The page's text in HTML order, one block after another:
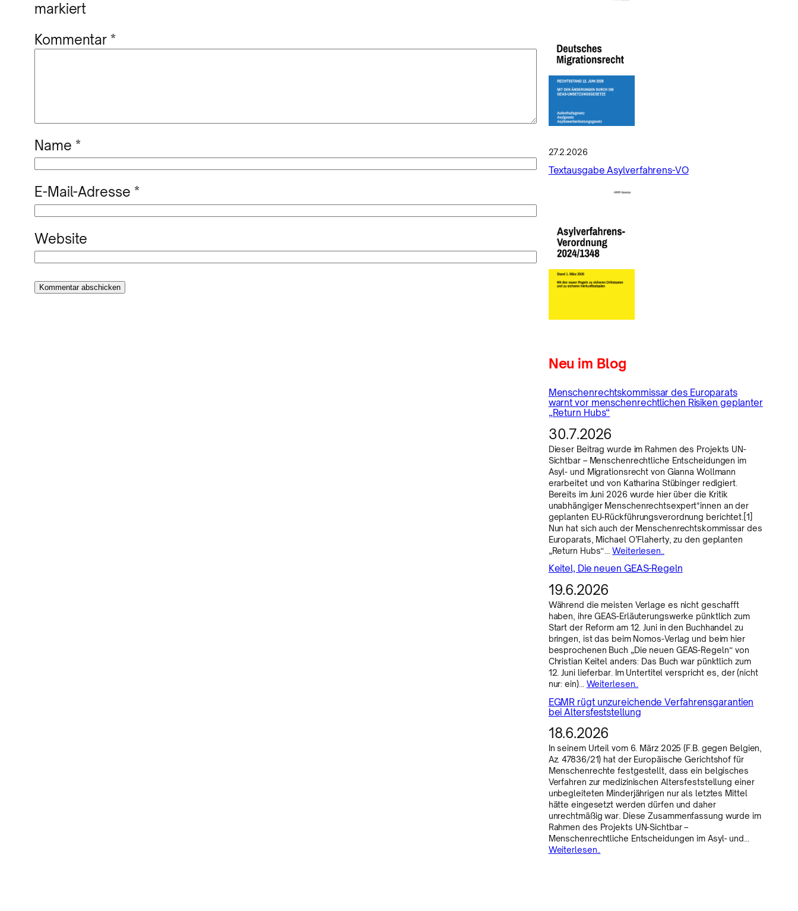
markiert
Kommentar *
Name *
E-Mail-Adresse *
Website
27.2.2026
Textausgabe Asylverfahrens-VO
Neu im Blog
Menschenrechtskommissar des Europarats
warnt vor menschenrechtlichen Risiken geplanter
„Return Hubs“
30.7.2026
Dieser Beitrag wurde im Rahmen des Projekts UN-
Sichtbar – Menschenrechtliche Entscheidungen im
Asyl- und Migrationsrecht von Gianna Wollmann
erarbeitet und von Katharina Stübinger redigiert.
Bereits im Juni 2026 wurde hier über die Kritik
unabhängiger Menschenrechtsexpert*innen an der
geplanten EU-Rückführungsverordnung berichtet.[1]
Nun hat sich auch der Menschenrechtskommissar des
Europarats, Michael O’Flaherty, zu den geplanten
„Return Hubs“…Weiterlesen..
Keitel, Die neuen GEAS-Regeln
19.6.2026
Während die meisten Verlage es nicht geschafft
haben, ihre GEAS-Erläuterungswerke pünktlich zum
Start der Reform am 12. Juni in den Buchhandel zu
bringen, ist das beim Nomos-Verlag und beim hier
besprochenen Buch „Die neuen GEAS-Regeln“ von
Christian Keitel anders: Das Buch war pünktlich zum
12. Juni lieferbar. Im Untertitel verspricht es, der (nicht
nur: ein)… Weiterlesen..
EGMR rügt unzureichende Verfahrensgarantien
bei Altersfeststellung
18.6.2026
In seinem Urteil vom 6. März 2025 (F.B. gegen Belgien,
Az. 47836/21) hat der Europäische Gerichtshof für
Menschenrechte festgestellt, dass ein belgisches
Verfahren zur medizinischen Altersfeststellung einer
unbegleiteten Minderjährigen nur als letztes Mittel
hätte eingesetzt werden dürfen und daher
unrechtmäßig war. Diese Zusammenfassung wurde im
Rahmen des Projekts UN-Sichtbar –
Menschenrechtliche Entscheidungen im Asyl- und…
Weiterlesen..